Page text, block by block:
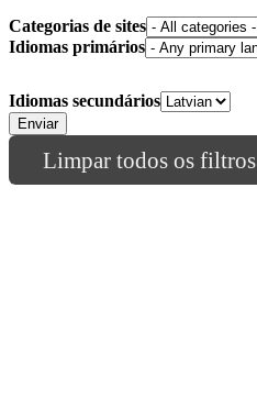
Categorias de sites
Idiomas primários
Idiomas secundários
Limpar todos os filtros